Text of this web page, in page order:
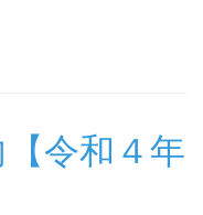
令和４年